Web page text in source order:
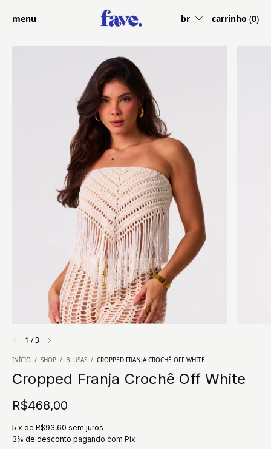
menu br carrinho (0)
1 /3
INÍCIO / SHOP / BLUSAS / CROPPED FRANJA CROCHÊ OFF WHITE
Cropped Franja Crochê Off White
R$468,00
5 x de R$93,60 sem juros
3% de desconto pagando com Pix